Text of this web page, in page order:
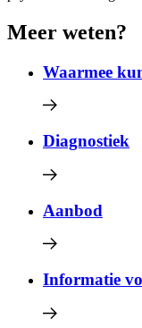
Meer weten?
Waarmee
Diagnostiek
Aanbod
Informatie